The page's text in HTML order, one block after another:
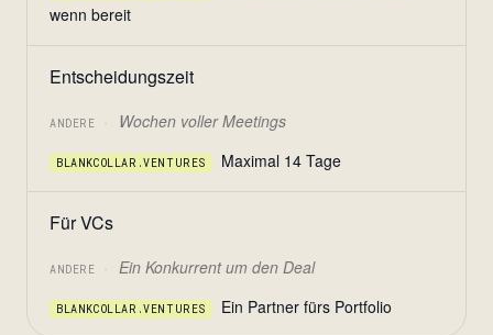
wenn bereit
Entscheidungszeit
ANDERE · Wochen voller Meetings
BLANKCOLLAR.VENTURES Maximal 14 Tage
Für VCs
ANDERE · Ein Konkurrent um den Deal
BLANKCOLLAR.VENTURES Ein Partner fürs Portfolio